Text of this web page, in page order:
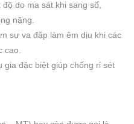
độ do ma sát khi sang số,
nặng.
sự va đập làm êm dịu khi các
cao.
gia đặc biệt giúp chống rỉ sét